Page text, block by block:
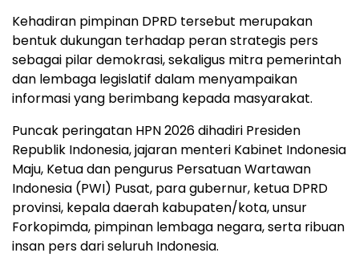
Kehadiran pimpinan DPRD tersebut merupakan
bentuk dukungan terhadap peran strategis pers
sebagai pilar demokrasi, sekaligus mitra pemerintah
dan lembaga legislatif dalam menyampaikan
informasi yang berimbang kepada masyarakat.
Puncak peringatan HPN 2026 dihadiri Presiden
Republik Indonesia, jajaran menteri Kabinet Indonesia
Maju, Ketua dan pengurus Persatuan Wartawan
Indonesia (PWI) Pusat, para gubernur, ketua DPRD
provinsi, kepala daerah kabupaten/kota, unsur
Forkopimda, pimpinan lembaga negara, serta ribuan
insan pers dari seluruh Indonesia.